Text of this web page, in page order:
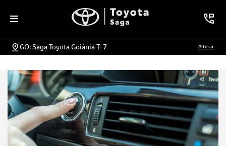
GO: Saga Toyota Goiânia T-7 Alterar